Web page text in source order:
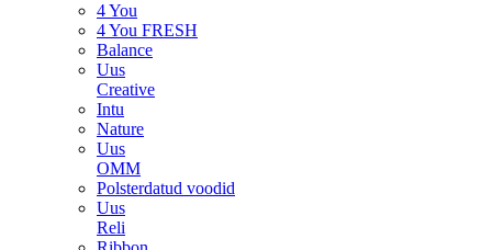
4 You
4 You FRESH
Balance
Uus
Creative
Intu
Nature
Uus
OMM
Polsterdatud voodid
Uus
Reli